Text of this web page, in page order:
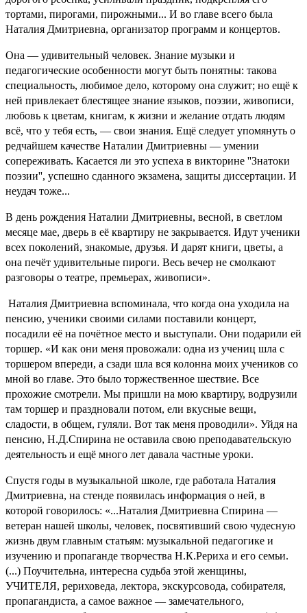
тортами, пирогами, пирожными... И во главе всего была
Наталия Дмитриевна, организатор программ и концертов.
Она — удивительный человек. Знание музыки и
педагогические особенности могут быть понятны: такова
специальность, любимое дело, которому она служит; но ещё к
ней привлекает блестящее знание языков, поэзии, живописи,
любовь к цветам, книгам, к жизни и желание отдать людям
всё, что у те­бя есть, — свои знания. Ещё следует упомянуть о
редчайшем качестве Наталии Дмитриевны — умении
сопереживать. Касается ли это успеха в викторине ''Знатоки
поэзии'', успешно сданного экзамена, защиты диссертации. И
неудач тоже...
В день рождения Наталии Дмитриевны, весной, в светлом
месяце мае, дверь в её квартиру не закрывается. Идут ученики
всех поколений, знакомые, друзья. И дарят книги, цветы, а
она печёт удивительные пироги. Весь вечер не смолкают
разговоры о театре, премьерах, живописи».
Наталия Дмитриевна вспоминала, что когда она уходила на
пенсию, ученики своими силами поставили концерт,
посадили её на почётное место и выступали. Они подарили ей
торшер. «И как они меня провожали: одна из учениц шла с
торшером впереди, а сзади шла вся колонна моих учеников со
мной во главе. Это было торжественное шествие. Все
прохожие смотрели. Мы пришли на мою квартиру, водрузили
там торшер и праздновали потом, ели вкусные вещи,
сладости, в общем, гуляли. Вот так меня проводили». Уйдя на
пенсию, Н.Д.Спирина не оста­вила свою преподавательскую
деятельность и ещё много лет давала частные уроки.
Спустя годы в музыкальной школе, где работала Наталия
Дмитриевна, на стенде появилась информация о ней, в
которой говорилось: «...Наталия Дмитриевна Спирина —
ветеран нашей школы, человек, посвятивший свою чудесную
жизнь двум главным статьям: музыкальной педагогике и
изучению и пропаганде творчества Н.К.Рериха и его семьи.
(...) Поучительна, интересна судьба этой женщины,
УЧИТЕЛЯ, рериховеда, лектора, экскурсовода, собирателя,
пропагандиста, а самое важное — замечательного,